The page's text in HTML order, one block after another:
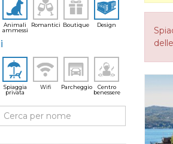
Animali
ammessi
Romantici Boutique Design
Spiaggia
privata
Wifi Parcheggio
Centro
benessere